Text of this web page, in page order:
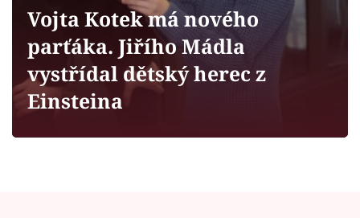
Sledujte prima+
Filmový festival Karlovy Vary
Vojta Kotek má nového
parťáka. Jiřího Mádla
vystřídal dětský herec z
Einsteina